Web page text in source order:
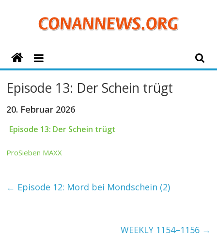
ConanNews.org
Conan
Episode 13: Der Schein trügt
20. Februar 2026
Episode 13: Der Schein trügt
ProSieben MAXX
← Episode 12: Mord bei Mondschein (2)
WEEKLY 1154–1156 →